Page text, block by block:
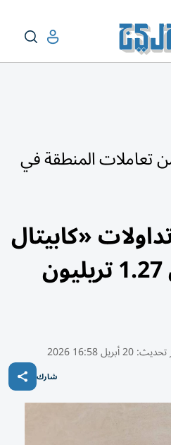
من تعاملات المنطقة في
«كابيتال
دوت كوم» إلى 1.27 تريليون
تحديث:20 أبريل 16:58 2026
شارك